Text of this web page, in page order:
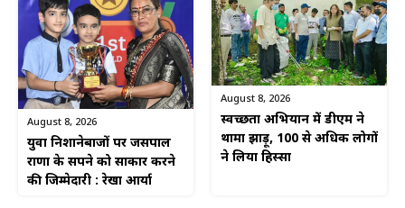
August 8, 2026
युवा निशानेबाजों पर जसपाल
राणा के सपने को साकार करने
की जिम्मेदारी : रेखा आर्या
August 8, 2026
स्वच्छता अभियान में डीएम ने
थामा झाड़ू, 100 से अधिक लोगों
ने लिया हिस्सा